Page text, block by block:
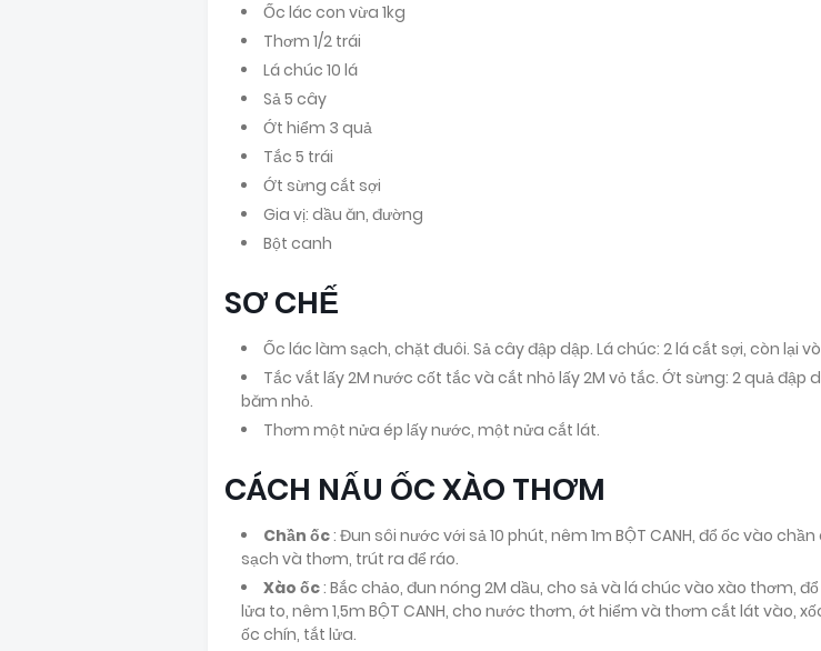
Ốc lác con vừa 1kg
Thơm 1/2 trái
Lá chúc 10 lá
Sả 5 cây
Ớt hiểm 3 quả
Tắc 5 trái
Ớt sừng cắt sợi
Gia vị: dầu ăn, đường
Bột canh
SƠ CHẾ
Ốc lác làm sạch, chặt đuôi. Sả cây đập dập. Lá chúc: 2 lá cắt sợi, còn lại
Tắc vắt lấy 2M nước cốt tắc và cắt nhỏ lấy 2M vỏ tắc. Ớt sừng: 2 quả đập
băm nhỏ.
Thơm một nửa ép lấy nước, một nửa cắt lát.
CÁCH NẤU ỐC XÀO THƠM
Chần ốc: Đun sôi nước với sả 10 phút, nêm 1m BỘT CANH, đổ ốc vào
sạch và thơm, trút ra để ráo.
Xào ốc: Bắc chảo, đun nóng 2M dầu, cho sả và lá chúc vào xào thơm,
lửa to, nêm 1,5m BỘT CANH, cho nước thơm, ớt hiểm và thơm cắt lát vào,
ốc chín, tắt lửa.